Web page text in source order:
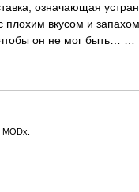
означающая
плохим вкусом и
чтобы он не мог быть… …